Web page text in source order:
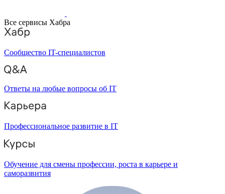
Все сервисы Хабра
Сообщество IT-специалистов
Ответы на любые вопросы об IT
Профессиональное развитие в IT
Обучение для смены профессии, роста в карьере и
саморазвития